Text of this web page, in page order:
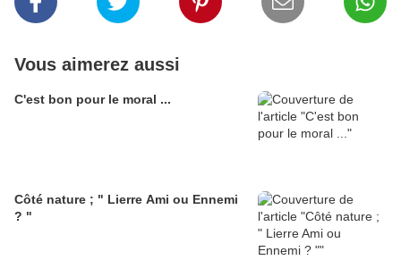
Vous aimerez aussi
C'est bon pour le moral ...
Côté nature ; " Lierre Ami ou Ennemi
? "